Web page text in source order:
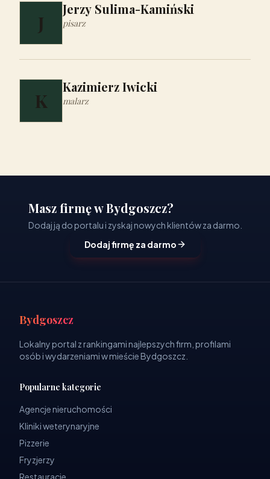
J
Jerzy Sulima-Kamiński
pisarz
K
Kazimierz Iwicki
malarz
Masz firmę w Bydgoszcz?
Dodaj ją do portalu i zyskaj nowych klientów za darmo.
Dodaj firmę za darmo
Bydgoszcz
Lokalny portal z rankingami najlepszych firm, profilami
osób i wydarzeniami w mieście Bydgoszcz.
Popularne kategorie
Agencje nieruchomości
Kliniki weterynaryjne
Pizzerie
Fryzjerzy
Restauracje